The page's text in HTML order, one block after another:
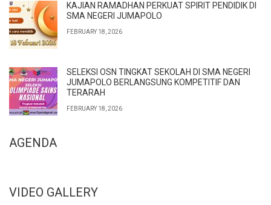
KAJIAN RAMADHAN PERKUAT SPIRIT PENDIDIK DI
SMA NEGERI JUMAPOLO
FEBRUARY 18, 2026
SELEKSI OSN TINGKAT SEKOLAH DI SMA NEGERI
JUMAPOLO BERLANGSUNG KOMPETITIF DAN
TERARAH
FEBRUARY 18, 2026
AGENDA
VIDEO GALLERY